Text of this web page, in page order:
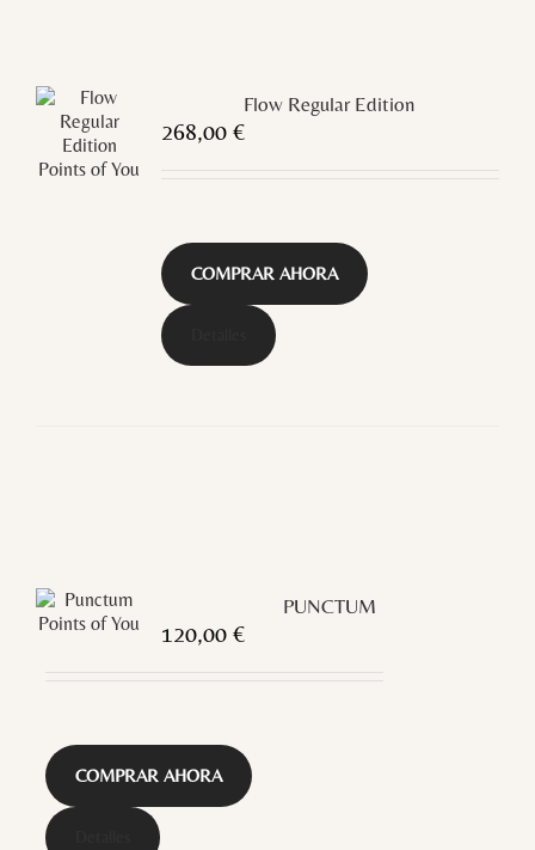
Flow Regular Edition
268,00 €
COMPRAR AHORA
PUNCTUM
120,00 €
COMPRAR AHORA